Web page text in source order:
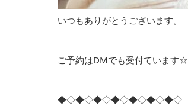
いつもありがとうございます。
ご予約はDMでも受付ています☆
◆◇◆◇◆◇◆◇◆◇◆◇◆◇